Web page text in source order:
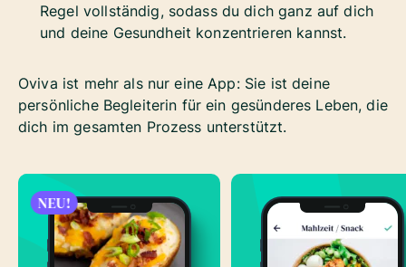
Regel vollständig, sodass du dich ganz auf dich
und deine Gesundheit konzentrieren kannst.
Oviva ist mehr als nur eine App: Sie ist deine
persönliche Begleiterin für ein gesünderes Leben, die
dich im gesamten Prozess unterstützt.
NEU!